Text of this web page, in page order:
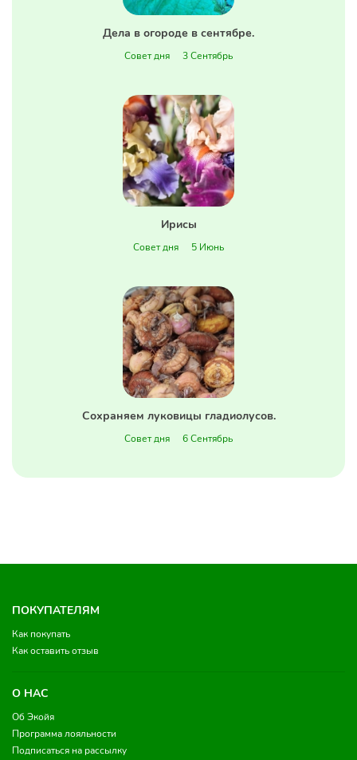
Дела в огороде в сентябре.
Совет дня 3 Сентябрь
Ирисы
Совет дня 5 Июнь
Сохраняем луковицы гладиолусов.
Совет дня 6 Сентябрь
ПОКУПАТЕЛЯМ
Как покупать
Как оставить отзыв
О НАС
Об Экойя
Программа лояльности
Подписаться на рассылку